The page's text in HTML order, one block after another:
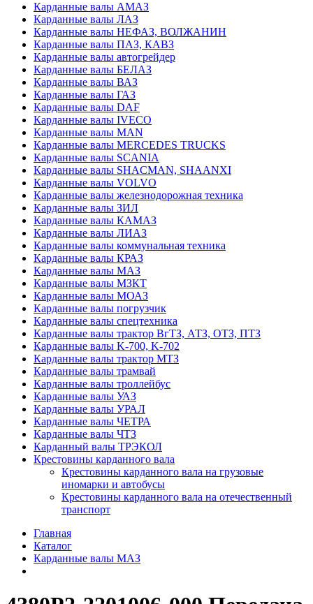
Карданные валы АМАЗ
Карданные валы ЛАЗ
Карданные валы НЕФАЗ, ВОЛЖАНИН
Карданные валы ПАЗ, КАВЗ
Карданные валы автогрейдер
Карданные валы БЕЛАЗ
Карданные валы ВАЗ
Карданные валы ГАЗ
Карданные валы DAF
Карданные валы IVECO
Карданные валы MAN
Карданные валы MERCEDES TRUCKS
Карданные валы SCANIA
Карданные валы SHACMAN, SHAANXI
Карданные валы VOLVO
Карданные валы железнодорожная техника
Карданные валы ЗИЛ
Карданные валы КАМАЗ
Карданные валы ЛИАЗ
Карданные валы коммунальная техника
Карданные валы КРАЗ
Карданные валы МАЗ
Карданные валы МЗКТ
Карданные валы МОАЗ
Карданные валы погрузчик
Карданные валы спецтехника
Карданные валы трактор ВгТЗ, АТЗ, ОТЗ, ПТЗ
Карданные валы K-700, K-702
Карданные валы трактор МТЗ
Карданные валы трамвай
Карданные валы троллейбус
Карданные валы УАЗ
Карданные валы УРАЛ
Карданные валы ЧЕТРА
Карданные валы ЧТЗ
Карданный валы ТРЭКОЛ
Крестовины карданного вала
Крестовины карданного вала на грузовые
иномарки и автобусы
Крестовины карданного вала на отечественный
транспорт
Главная
Каталог
Карданные валы МАЗ